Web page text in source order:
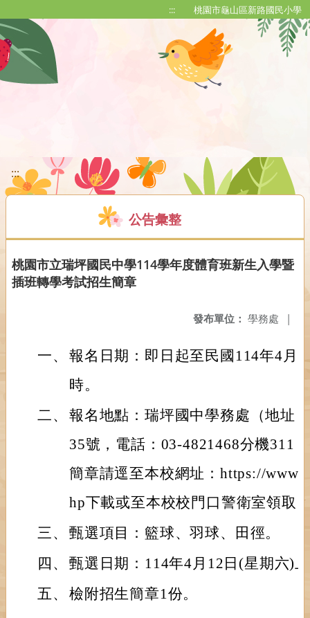
::: 桃園市龜山區新路國民小學
:::
公告彙整
桃園市立瑞坪國民中學114學年度體育班新生入學暨
插班轉學考試招生簡章
發布單位： 學務處 |
一、 報名日期：即日起至民國114年4月
時。
二、 報名地點：瑞坪國中學務處（地址
35號，電話：03-4821468分機311
簡章請逕至本校網址：https://
hp下載或至本校校門口警衛室領取
三、 甄選項目：籃球、羽球、田徑。
四、 甄選日期：114年4月12日(星期六)
五、 檢附招生簡章1份。